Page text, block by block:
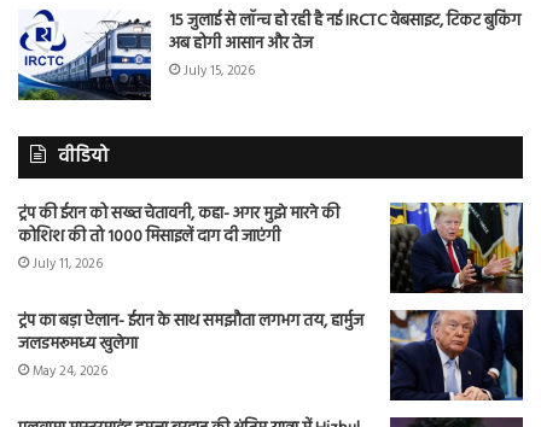
15 जुलाई से लॉन्च हो रही है नई IRCTC वेबसाइट, टिकट बुकिंग
अब होगी आसान और तेज
July 15, 2026
वीडियो
ट्रंप की ईरान को सख्त चेतावनी, कहा- अगर मुझे मारने की
कोशिश की तो 1000 मिसाइलें दाग दी जाएंगी
July 11, 2026
ट्रंप का बड़ा ऐलान- ईरान के साथ समझौता लगभग तय, हार्मुज
जलडमरूमध्य खुलेगा
May 24, 2026